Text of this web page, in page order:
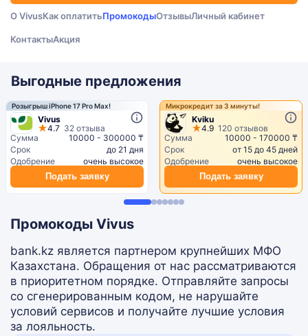
О VivusКак оплатитьПромокодыОтзывыЛичный кабинет
КонтактыАкция
Выгодные предложения
Розыгрыш iPhone 17 Pro Max!
Vivus
4.7 32 отзыва
Сумма
10000 - 300000 ₸
Срок
до 21 дня
Одобрение
очень высокое
Подать заявку
Микрокредит за 3 минуты!
Kviku
4.9 120 отзывов
Сумма
10000 - 170000 ₸
Срок
от 15 до 45 дней
Одобрение
очень высокое
Подать заявку
Промокоды Vivus
bank.kz является партнером крупнейших МФО
Казахстана. Обращения от нас рассматриваются
в приоритетном порядке. Отправляйте запросы
со сгенерированным кодом, не нарушайте
условий сервисов и получайте лучшие условия
за лояльность.